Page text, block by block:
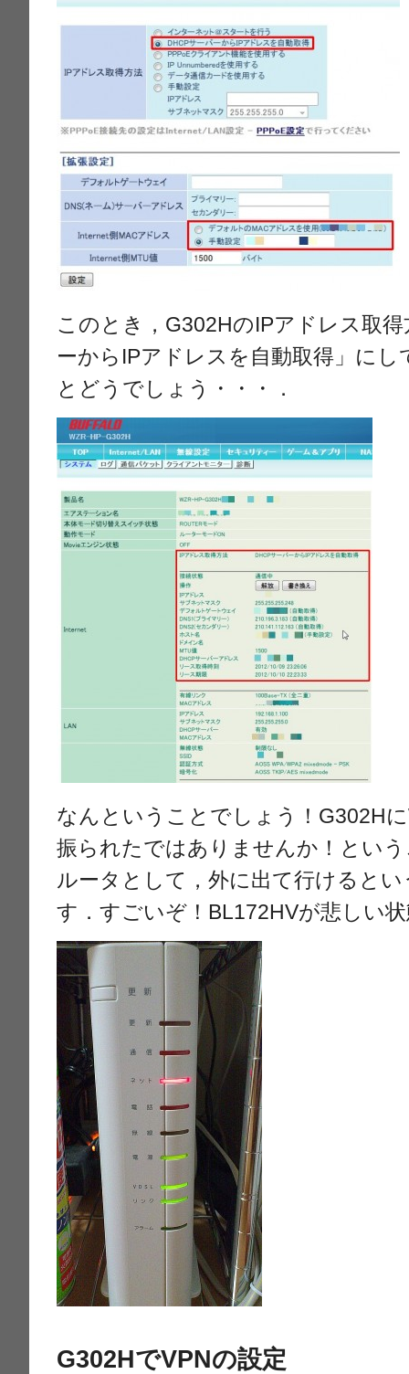
このとき，G302HのIPアドレス取
ーからIPアドレスを自動取得」に
とどうでしょう・・・．
なんということでしょう！G302H
振られたではありませんか！とい
ルータとして，外に出て行けると
す．すごいぞ！BL172HVが悲しい
G302HでVPNの設定